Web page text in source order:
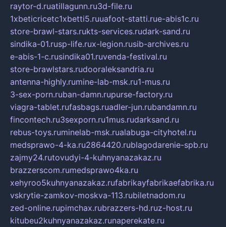
raytor-d.ruatillagunn.ru3d-file.ru
1xbeticricetc1xbetti5.ruuafoot-statti.rue-abis1c.ru
store-brawl-stars.rukts-services.rudark-sand.ru
sindika-01.rusp-life.rux-legion.rusib-archives.ru
e-abis-1-c.rusindika01.ruvenda-festival.ru
store-brawlstars.rudooraleksandria.ru
antenna-highly.rumine-lab-msk.ru1-mus.ru
3-sex-porn.ruban-damn.rupurse-factory.ru
viagra-tablet.rufasbags.ruadler-jun.rubandamn.ru
fincontech.ru3sexporn.ru1mus.rudarksand.ru
rebus-toys.ruminelab-msk.rualabuga-cityhotel.ru
medsprawo-4-ka.ru2864420.rublagodarenie-spb.ru
zajmy24.rutovudyi-4-kuhnyanazakaz.ru
brazzerscom.rumedsprawo4ka.ru
xehyroo5kuhnyanazakaz.rufabrikayfabrikaefabrika.ru
vskrytie-zamkov-moskva-113.rubiletnadom.ru
zed-online.rupimchax.rubrazzers-hd.ruz-host.ru
kitubeu2kuhnyanazakaz.runaperekate.ru